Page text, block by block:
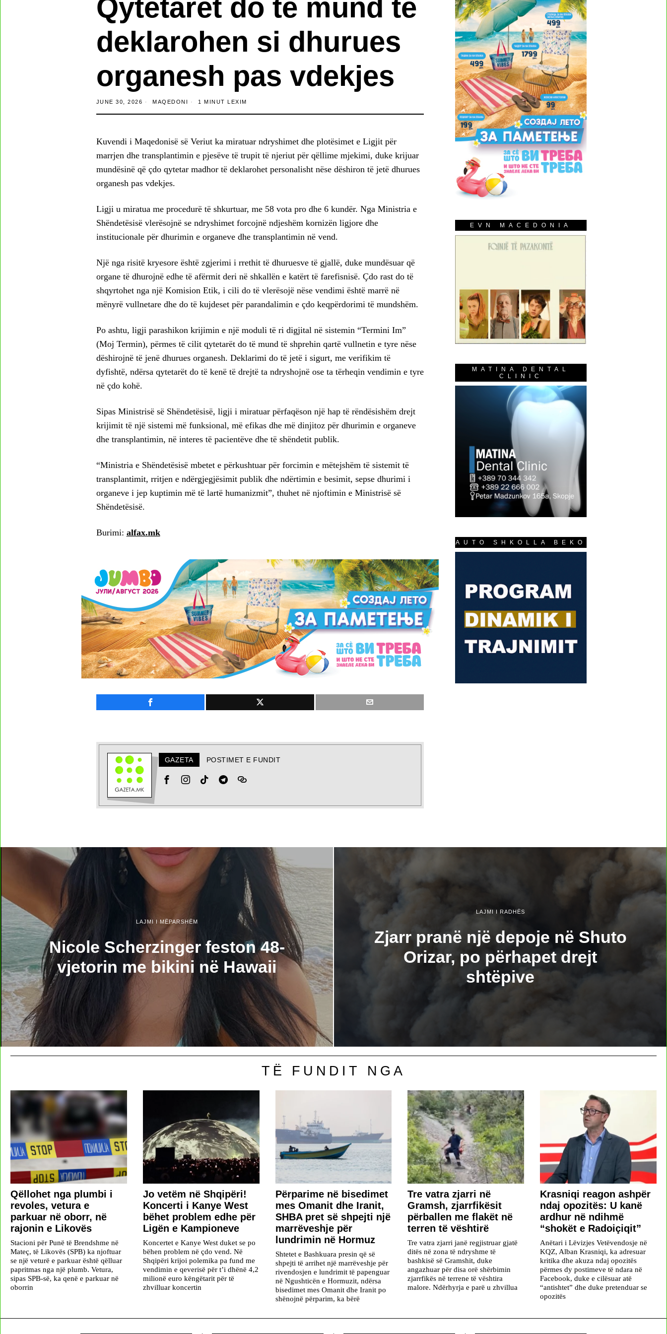
Qytetarët do të mund të
deklarohen si dhurues
organesh pas vdekjes
JUNE 30, 2026 MAQEDONI 1 MINUT LEXIM
Kuvendi i Maqedonisë së Veriut ka miratuar ndryshimet dhe plotësimet e Ligjit për
marrjen dhe transplantimin e pjesëve të trupit të njeriut për qëllime mjekimi, duke krijuar
mundësinë që çdo qytetar madhor të deklarohet personalisht nëse dëshiron të jetë dhurues
organesh pas vdekjes.
Ligji u miratua me procedurë të shkurtuar, me 58 vota pro dhe 6 kundër. Nga Ministria e
Shëndetësisë vlerësojnë se ndryshimet forcojnë ndjeshëm kornizën ligjore dhe
institucionale për dhurimin e organeve dhe transplantimin në vend.
Një nga risitë kryesore është zgjerimi i rrethit të dhuruesve të gjallë, duke mundësuar që
organe të dhurojnë edhe të afërmit deri në shkallën e katërt të farefisnisë. Çdo rast do të
shqyrtohet nga një Komision Etik, i cili do të vlerësojë nëse vendimi është marrë në
mënyrë vullnetare dhe do të kujdeset për parandalimin e çdo keqpërdorimi të mundshëm.
Po ashtu, ligji parashikon krijimin e një moduli të ri digjital në sistemin “Termini Im”
(Moj Termin), përmes të cilit qytetarët do të mund të shprehin qartë vullnetin e tyre nëse
dëshirojnë të jenë dhurues organesh. Deklarimi do të jetë i sigurt, me verifikim të
dyfishtë, ndërsa qytetarët do të kenë të drejtë ta ndryshojnë ose ta tërheqin vendimin e tyre
në çdo kohë.
Sipas Ministrisë së Shëndetësisë, ligji i miratuar përfaqëson një hap të rëndësishëm drejt
krijimit të një sistemi më funksional, më efikas dhe më dinjitoz për dhurimin e organeve
dhe transplantimin, në interes të pacientëve dhe të shëndetit publik.
“Ministria e Shëndetësisë mbetet e përkushtuar për forcimin e mëtejshëm të sistemit të
transplantimit, rritjen e ndërgjegjësimit publik dhe ndërtimin e besimit, sepse dhurimi i
organeve i jep kuptimin më të lartë humanizmit”, thuhet në njoftimin e Ministrisë së
Shëndetësisë.
Burimi: alfax.mk
GAZETA POSTIMET E FUNDIT
EVN MACEDONIA
MATINA DENTAL
CLINIC
AUTO SHKOLLA BEKO
LAJMI I MËPARSHËM
Nicole Scherzinger feston 48-
vjetorin me bikini në Hawaii
LAJMI I RADHËS
Zjarr pranë një depoje në Shuto
Orizar, po përhapet drejt
shtëpive
TË FUNDIT NGA
Qëllohet nga plumbi i
revoles, vetura e
parkuar në oborr, në
rajonin e Likovës
Stacioni për Punë të Brendshme në
Mateç, të Likovës (SPB) ka njoftuar
se një veturë e parkuar është qëlluar
papritmas nga një plumb. Vetura,
sipas SPB-së, ka qenë e parkuar në
oborrin
Jo vetëm në Shqipëri!
Koncerti i Kanye West
bëhet problem edhe për
Ligën e Kampioneve
Koncertet e Kanye West duket se po
bëhen problem në çdo vend. Në
Shqipëri krijoi polemika pa fund me
vendimin e qeverisë për t’i dhënë 4,2
milionë euro këngëtarit për të
zhvilluar koncertin
Përparime në bisedimet
mes Omanit dhe Iranit,
SHBA pret së shpejti një
marrëveshje për
lundrimin në Hormuz
Shtetet e Bashkuara presin që së
shpejti të arrihet një marrëveshje për
rivendosjen e lundrimit të papenguar
në Ngushticën e Hormuzit, ndërsa
bisedimet mes Omanit dhe Iranit po
shënojnë përparim, ka bërë
Tre vatra zjarri në
Gramsh, zjarrfikësit
përballen me flakët në
terren të vështirë
Tre vatra zjarri janë regjistruar gjatë
ditës në zona të ndryshme të
bashkisë së Gramshit, duke
angazhuar për disa orë shërbimin
zjarrfikës në terrene të vështira
malore. Ndërhyrja e parë u zhvillua
​Krasniqi reagon ashpër
ndaj opozitës: U kanë
ardhur në ndihmë
“shokët e Radoiçiqit”
Anëtari i Lëvizjes Vetëvendosje në
KQZ, Alban Krasniqi, ka adresuar
kritika dhe akuza ndaj opozitës
përmes dy postimeve të ndara në
Facebook, duke e cilësuar atë
“antishtet” dhe duke pretenduar se
opozitës